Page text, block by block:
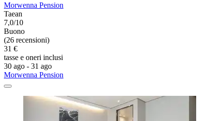
Morwenna Pension
Taean
7,0/10
Buono
(26 recensioni)
31 €
tasse e oneri inclusi
30 ago - 31 ago
Morwenna Pension